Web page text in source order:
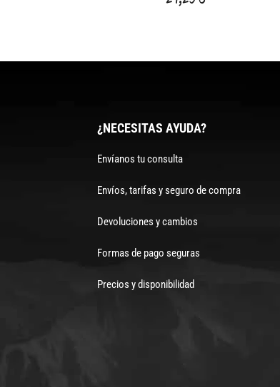
¿NECESITAS AYUDA?
Envíanos tu consulta
Envíos, tarifas y seguro de compra
Devoluciones y cambios
Formas de pago seguras
Precios y disponibilidad